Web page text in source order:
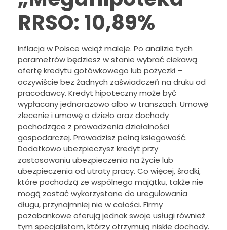
RRSO: 10,89%
Inflacja w Polsce wciąż maleje. Po analizie tych
parametrów będziesz w stanie wybrać ciekawą
ofertę kredytu gotówkowego lub pożyczki –
oczywiście bez żadnych zaświadczeń na druku od
pracodawcy. Kredyt hipoteczny może być
wypłacany jednorazowo albo w transzach. Umowę
zlecenie i umowę o dzieło oraz dochody
pochodzące z prowadzenia działalności
gospodarczej. Prowadzisz pełną ksiegowość.
Dodatkowo ubezpieczysz kredyt przy
zastosowaniu ubezpieczenia na życie lub
ubezpieczenia od utraty pracy. Co więcej, środki,
które pochodzą ze wspólnego majątku, także nie
mogą zostać wykorzystane do uregulowania
długu, przynajmniej nie w całości. Firmy
pozabankowe oferują jednak swoje usługi również
tym specjalistom, którzy otrzymują niskie dochody.